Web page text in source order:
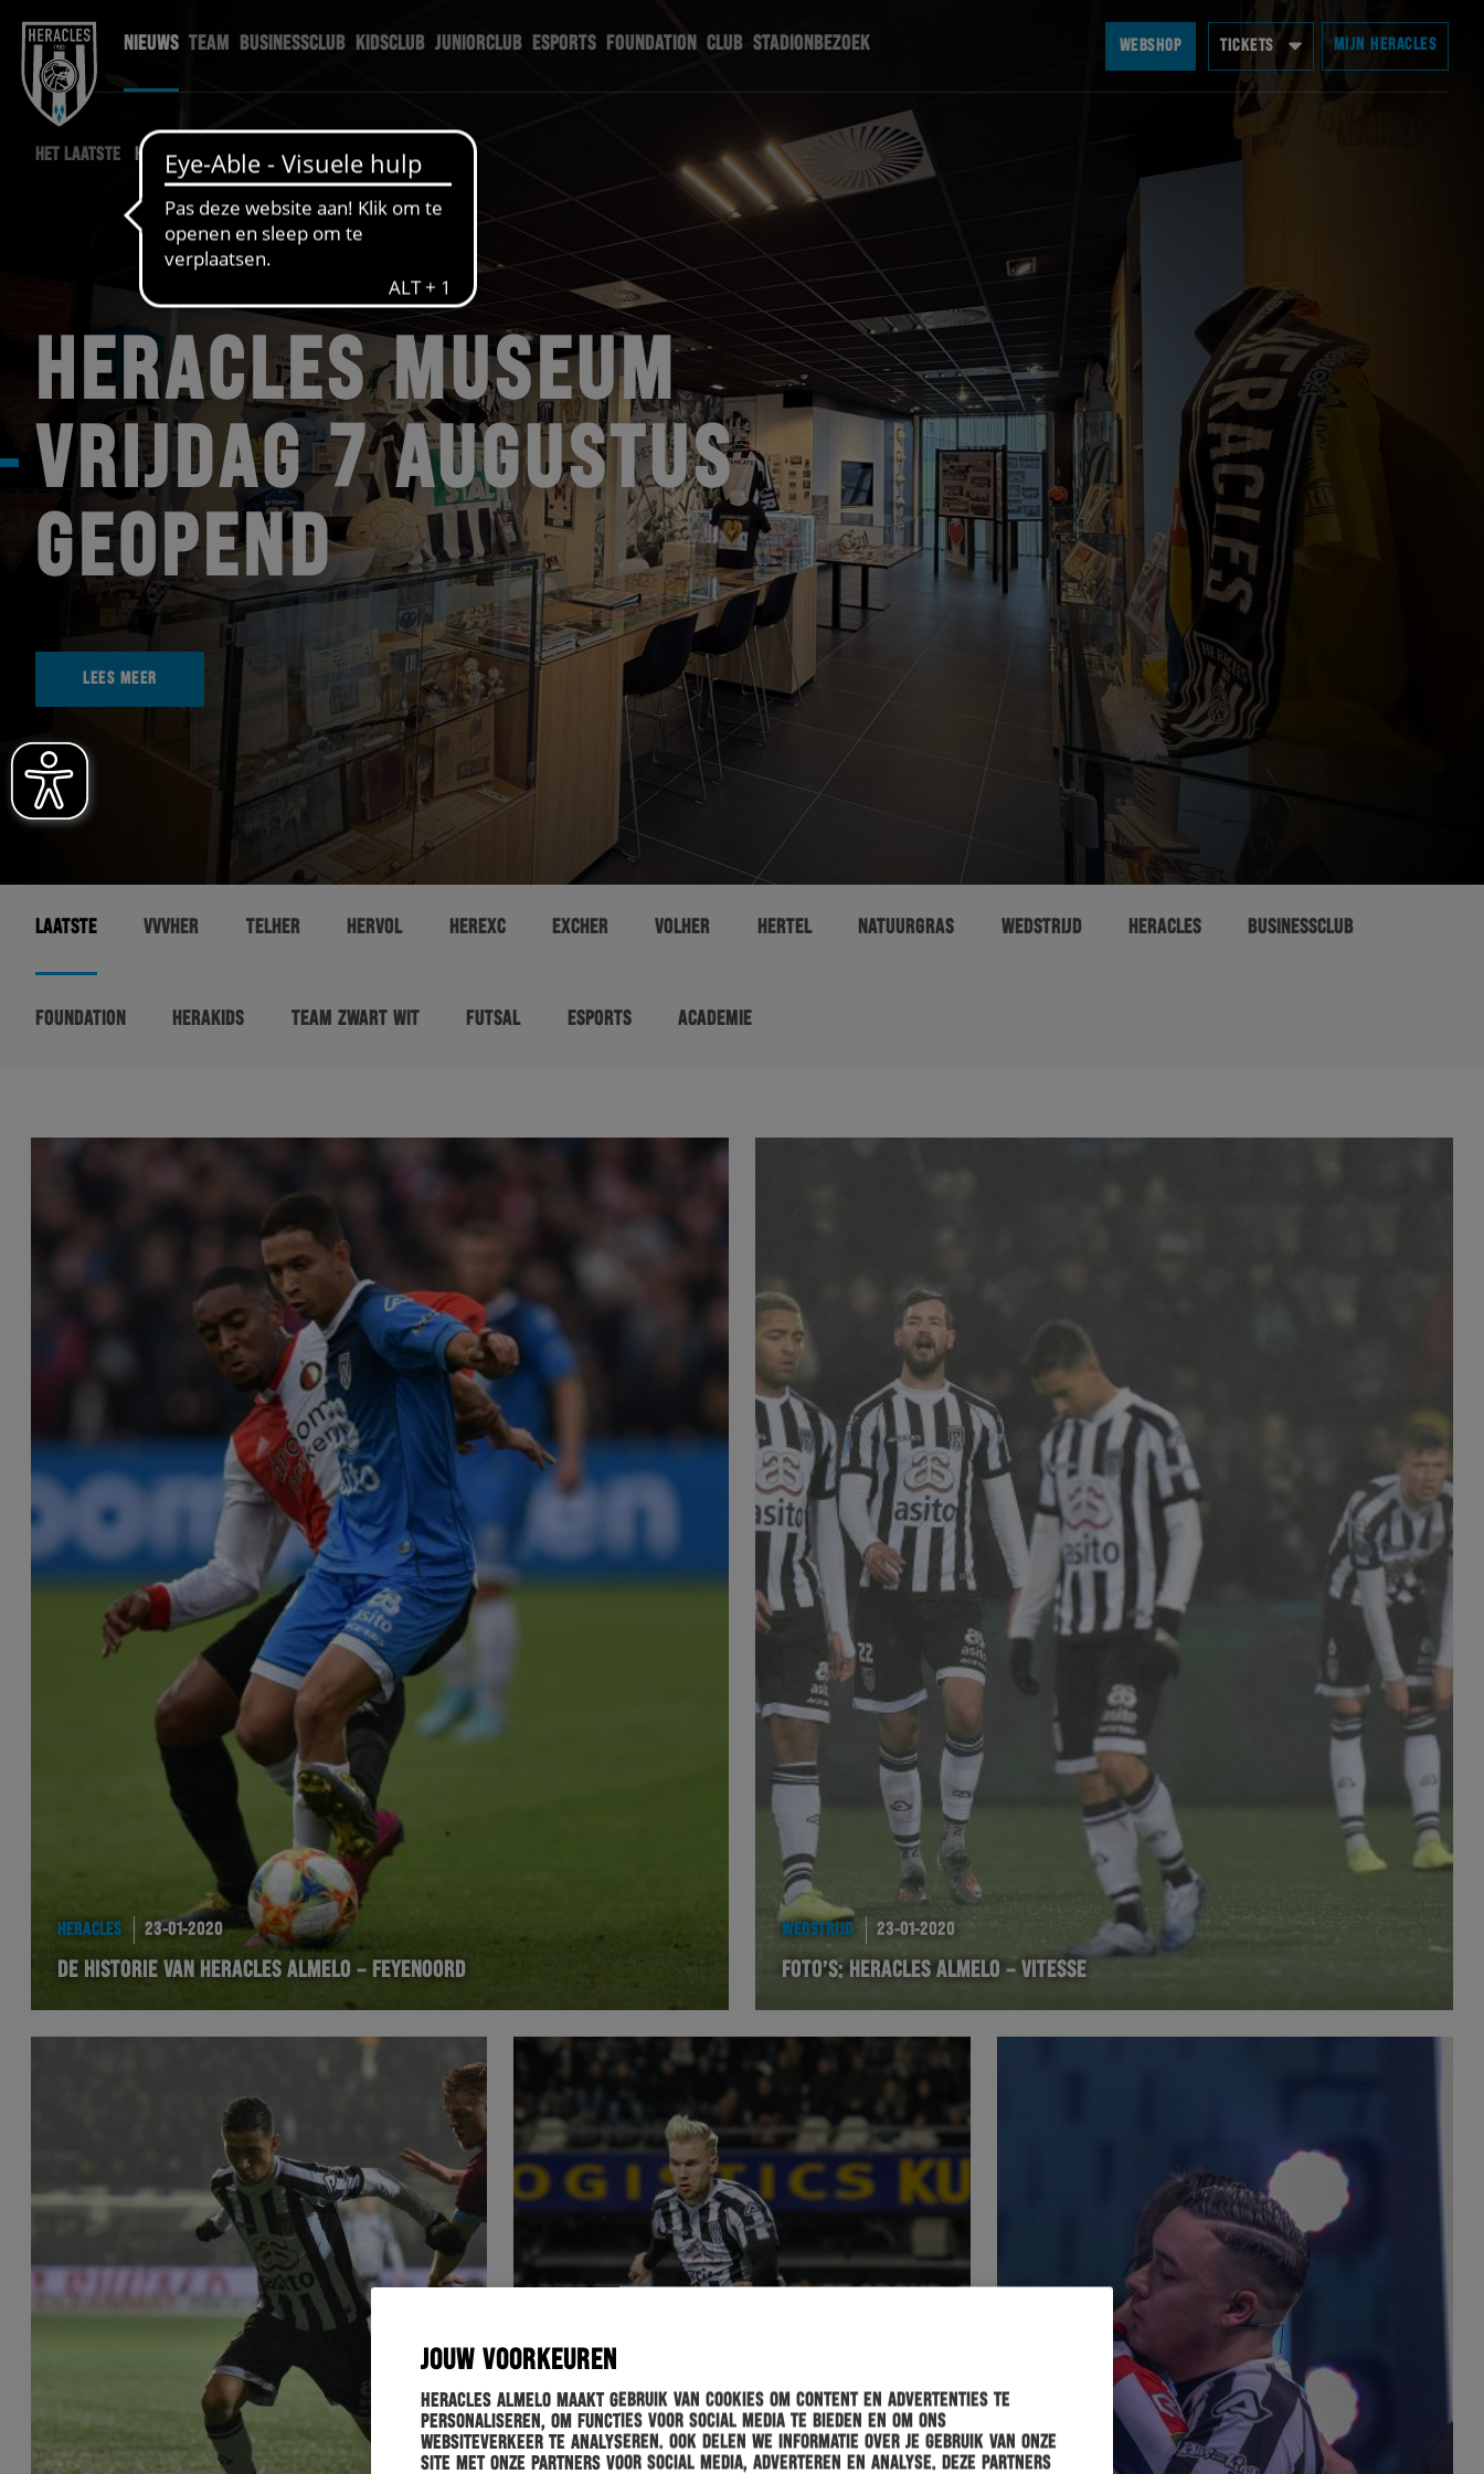
JOUW VOORKEUREN
Heracles Almelo maakt gebruik van cookies om content en advertenties te
personaliseren, om functies voor social media te bieden en om ons
websiteverkeer te analyseren. Ook delen we informatie over je gebruik van onze
site met onze partners voor social media, adverteren en analyse. Deze partners
NIEUWS TEAM BUSINESSCLUB KIDSCLUB JUNIORCLUB ESPORTS FOUNDATION CLUB STADIONBEZOEK WEBSHOP TICKETS MIJN HERACLES
HET LAATSTE HERACLES NIEUWS
HERACLES MUSEUM
VRIJDAG 7 AUGUSTUS
GEOPEND
LEES MEER
LAATSTE VVVHER TELHER HERVOL HEREXC EXCHER VOLHER HERTEL NATUURGRAS WEDSTRIJD HERACLES BUSINESSCLUB
FOUNDATION HERAKIDS TEAM ZWART WIT FUTSAL ESPORTS ACADEMIE
HERACLES 23-01-2020
DE HISTORIE VAN HERACLES ALMELO – FEYENOORD
WEDSTRIJD 23-01-2020
FOTO’S: HERACLES ALMELO – VITESSE